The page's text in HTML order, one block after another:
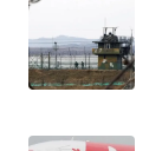
KARO
WN